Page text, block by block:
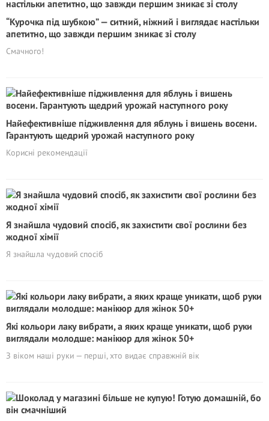
“Курочка під шубкою” — ситний, ніжний і виглядає настільки
апетитно, що завжди першим зникає зі столу
Смачного!
Найефективніше підживлення для яблунь і вишень восени.
Гарантують щедрий урожай наступного року
Корисні рекомендації
Я знайшла чудовий спосіб, як захистити свої рослини без
жодної хімії
Я знайшла чудовий спосіб
Які кольори лаку вибрати, а яких краще уникати, щоб руки
виглядали молодше: манікюр для жінок 50+
З віком наші руки — перші, хто видає справжній вік